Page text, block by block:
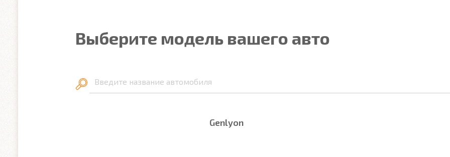
Выберите модель вашего авто
Введите название автомобиля
Genlyon